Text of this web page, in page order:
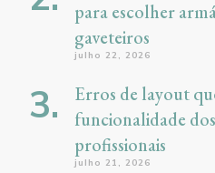
para escolher
gaveteiros
julho 22, 2026
Erros de layout
funcionalidade
profissionais
julho 21, 2026